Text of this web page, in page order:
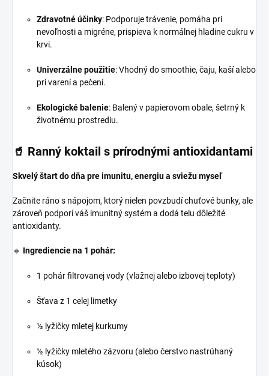
Zdravotné účinky: Podporuje trávenie, pomáha pri
nevoľnosti a migréne, prispieva k normálnej hladine cukru v
krvi.
Univerzálne použitie:Vhodný do smoothie, čaju, kaší alebo
pri varení a pečení.
Ekologické balenie: Balený v papierovom obale, šetrný k
životnému prostrediu.
🥤 Ranný koktail s prírodnými antioxidantami
Skvelý štart do dňa pre imunitu, energiu a sviežu myseľ
Začnite ráno s nápojom, ktorý nielen povzbudí chuťové bunky, ale
zároveň podporí váš imunitný systém a dodá telu dôležité
antioxidanty.
🔹 Ingrediencie na 1 pohár:
1 pohár filtrovanej vody (vlažnej alebo izbovej teploty)
Šťava z 1 celej limetky
½ lyžičky mletej kurkumy
½ lyžičky mletého zázvoru (alebo čerstvo nastrúhaný
kúsok)